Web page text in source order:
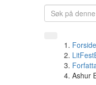
Forside
Ashur